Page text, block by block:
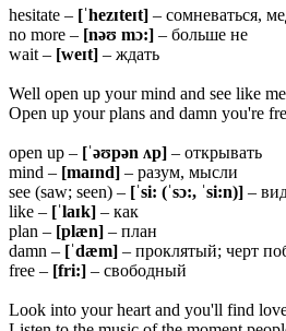
hesitate – [ˈhezɪteɪt] – сомневаться,
no more – [nəʊ mɔ:] – больше не
wait – [weɪt] – ждать
Well open up your mind and see like me
Open up your plans and damn you're
open up – [ˈəʊpən ʌp] – открывать
mind – [maɪnd] – разум, мысли
see (saw; seen) – [ˈsi: (ˈsɔ:, ˈsi:n)] –
like – [ˈlaɪk] – как
plan – [plæn] – план
damn – [ˈdæm] – проклятый; черт
free – [fri:] – свободный
Look into your heart and you'll find